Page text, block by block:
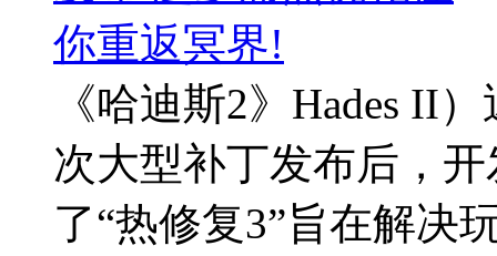
《哈迪斯2》Hades II
次大型补丁发布后，开
了“热修复3”旨在解决